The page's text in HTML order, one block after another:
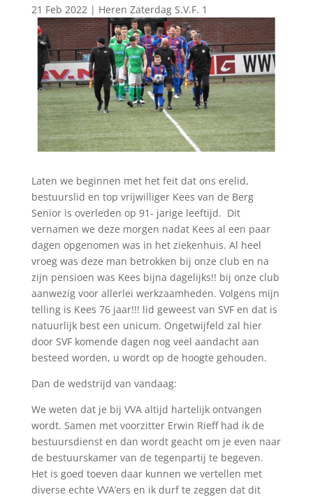
21 Feb 2022| Heren Zaterdag S.V.F. 1
Laten we beginnen met het feit dat ons erelid,
bestuurslid en top vrijwilliger Kees van de Berg
Senior is overleden op 91- jarige leeftijd. Dit
vernamen we deze morgen nadat Kees al een paar
dagen opgenomen was in het ziekenhuis. Al heel
vroeg was deze man betrokken bij onze club en na
zijn pensioen was Kees bijna dagelijks!! bij onze club
aanwezig voor allerlei werkzaamheden. Volgens mijn
telling is Kees 76 jaar!!! lid geweest van SVF en dat is
natuurlijk best een unicum. Ongetwijfeld zal hier
door SVF komende dagen nog veel aandacht aan
besteed worden, u wordt op de hoogte gehouden.
Dan de wedstrijd van vandaag:
We weten dat je bij VVA altijd hartelijk ontvangen
wordt. Samen met voorzitter Erwin Rieff had ik de
bestuursdienst en dan wordt geacht om je even naar
de bestuurskamer van de tegenpartij te begeven.
Het is goed toeven daar kunnen we vertellen met
diverse echte VVA’ers en ik durf te zeggen dat dit